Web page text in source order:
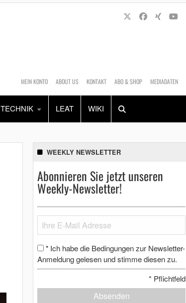
MEIN KONTO ABOUT US KONTAKT ABO & SHOP MEDIADATEN
TECHNIK LEAT WIKI
Alles Shop
WEEKLY NEWSLETTER
Abonnieren Sie jetzt unseren
Weekly-Newsletter!
* Ich habe die Bedingungen zur Newsletter-
Anmeldung gelesen und stimme diesen zu.
* Pflichtfeld
Absenden